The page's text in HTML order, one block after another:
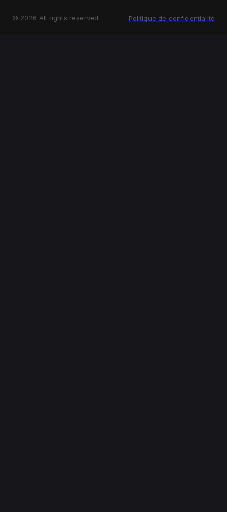
© 2026 All rights reserved Politique de confidentialité